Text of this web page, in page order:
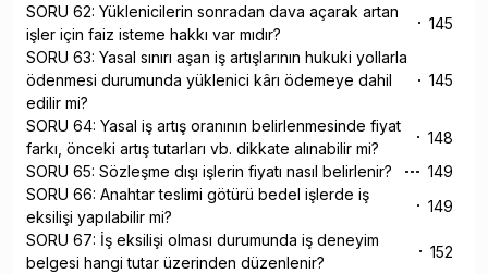
SORU 62: Yüklenicilerin sonradan dava açarak artan
işler için faiz isteme hakkı var mıdır?
145
SORU 63: Yasal sınırı aşan iş artışlarının hukuki yollarla
ödenmesi durumunda yüklenici kârı ödemeye dahil
edilir mi?
145
SORU 64: Yasal iş artış oranının belirlenmesinde fiyat
farkı, önceki artış tutarları vb. dikkate alınabilir mi?
148
SORU 65: Sözleşme dışı işlerin fiyatı nasıl belirlenir?
149
SORU 66: Anahtar teslimi götürü bedel işlerde iş
eksilişi yapılabilir mi?
149
SORU 67: İş eksilişi olması durumunda iş deneyim
belgesi hangi tutar üzerinden düzenlenir?
152